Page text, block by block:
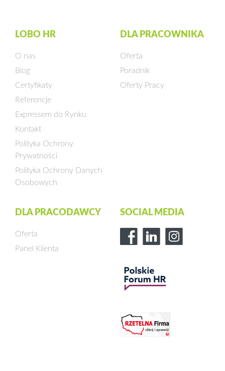
LOBO HR
O nas
Blog
Certyfikaty
Referencje
Expressem do Rynku
Kontakt
Polityka Ochrony
Prywatności
Polityka Ochrony Danych
Osobowych
DLA PRACOWNIKA
Oferta
Poradnik
Oferty Pracy
DLA PRACODAWCY
Oferta
Panel Klienta
SOCIAL MEDIA